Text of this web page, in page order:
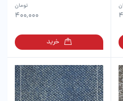
400,000
تومان
خرید